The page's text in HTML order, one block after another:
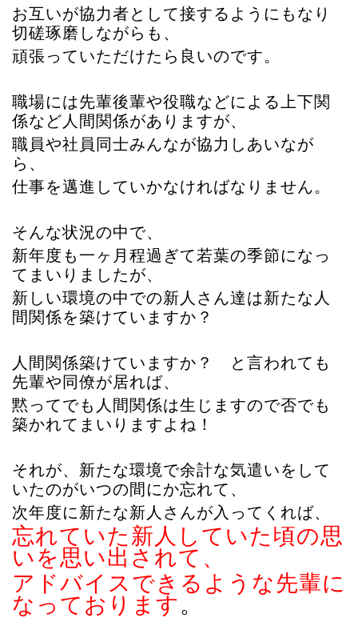
お互いが協力者として接するようにもなり
切磋琢磨しながらも、
頑張っていただけたら良いのです。
職場には先輩後輩や役職などによる上下関
係など人間関係がありますが、
職員や社員同士みんなが協力しあいなが
ら、
仕事を邁進していかなければなりません。
そんな状況の中で、
新年度も一ヶ月程過ぎて若葉の季節になっ
てまいりましたが、
新しい環境の中での新人さん達は新たな人
間関係を築けていますか？
人間関係築けていますか？ と言われても
先輩や同僚が居れば、
黙ってでも人間関係は生じますので否でも
築かれてまいりますよね！
それが、新たな環境で余計な気遣いをして
いたのがいつの間にか忘れて、
次年度に新たな新人さんが入ってくれば、
忘れていた新人していた頃の思
いを思い出されて、
アドバイスできるような先輩に
なっております。